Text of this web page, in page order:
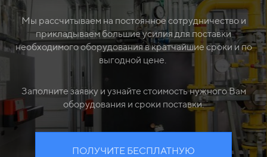
Мы рассчитываем на постоянное сотрудничество и
прикладываем большие усилия для поставки
необходимого оборудования в кратчайшие сроки и по
выгодной цене.
Заполните заявку и узнайте стоимость нужного Вам
оборудования и сроки поставки.
ПОЛУЧИТЕ БЕСПЛАТНУЮ